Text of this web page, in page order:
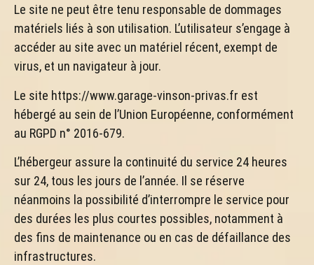
Le site ne peut être tenu responsable de dommages
matériels liés à son utilisation. L’utilisateur s’engage à
accéder au site avec un matériel récent, exempt de
virus, et un navigateur à jour.
Le site https://www.garage-vinson-privas.fr est
hébergé au sein de l’Union Européenne, conformément
au RGPD n° 2016-679.
L’hébergeur assure la continuité du service 24 heures
sur 24, tous les jours de l’année. Il se réserve
néanmoins la possibilité d’interrompre le service pour
des durées les plus courtes possibles, notamment à
des fins de maintenance ou en cas de défaillance des
infrastructures.